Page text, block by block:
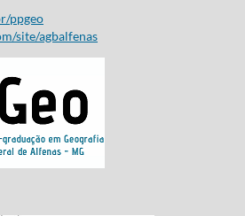
ppgeo
site/agbalfenas